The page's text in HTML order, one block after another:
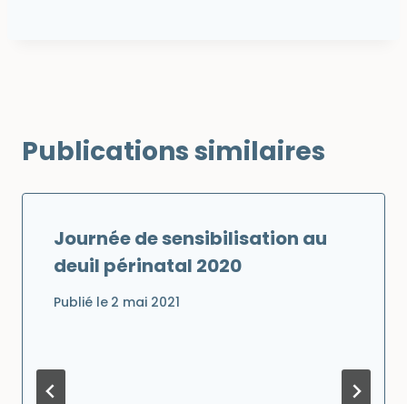
Publications similaires
Journée de sensibilisation au
deuil périnatal 2020
Publié le 2 mai 2021